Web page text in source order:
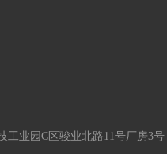
业园C区骏业北路11号厂房3号